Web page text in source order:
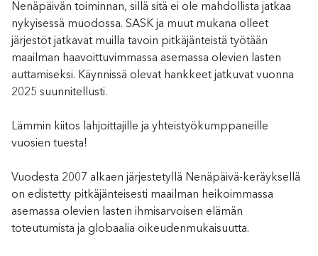
Nenäpäivän toiminnan, sillä sitä ei ole mahdollista jatkaa
nykyisessä muodossa. SASK ja muut mukana olleet
järjestöt jatkavat muilla tavoin pitkäjänteistä työtään
maailman haavoittuvimmassa asemassa olevien lasten
auttamiseksi. Käynnissä olevat hankkeet jatkuvat vuonna
2025 suunnitellusti.
Lämmin kiitos lahjoittajille ja yhteistyökumppaneille
vuosien tuesta!
Vuodesta 2007 alkaen järjestetyllä Nenäpäivä-keräyksellä
on edistetty pitkäjänteisesti maailman heikoimmassa
asemassa olevien lasten ihmisarvoisen elämän
toteutumista ja globaalia oikeudenmukaisuutta.